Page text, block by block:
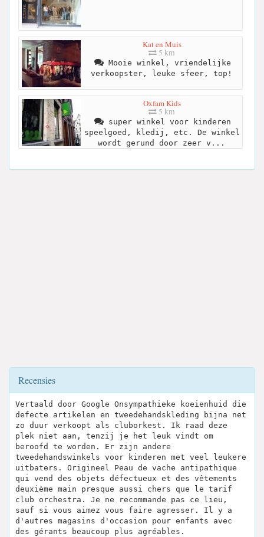
Kat en Muis
5 km
Mooie winkel, vriendelijke
verkoopster, leuke sfeer, top!
Oxfam Kids
5 km
super winkel voor kinderen
speelgoed, kledij, etc. De winkel
wordt gerund door zeer v...
Recensies
Vertaald door Google Onsympathieke koeienhuid die
defecte artikelen en tweedehandskleding bijna net
zo duur verkoopt als cluborkest. Ik raad deze
plek niet aan, tenzij je het leuk vindt om
beroofd te worden. Er zijn andere
tweedehandswinkels voor kinderen met veel leukere
uitbaters. Origineel Peau de vache antipathique
qui vend des objets défectueux et des vêtements
deuxième main presque aussi chers que le tarif
club orchestra. Je ne recommande pas ce lieu,
sauf si vous aimez vous faire agresser. Il y a
d'autres magasins d'occasion pour enfants avec
des gérants beaucoup plus agréables.